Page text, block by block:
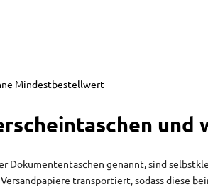
Mindestbestellwert
Dokumententaschen genannt, sind
transportiert, sodass diese